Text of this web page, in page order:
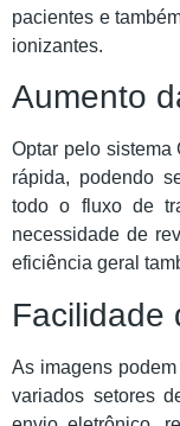
pacientes e
ionizantes.
Aumento
Optar pelo sistema
rápida, podendo
todo o fluxo de
necessidade de
eficiência geral
Facilidade
As imagens
variados setores